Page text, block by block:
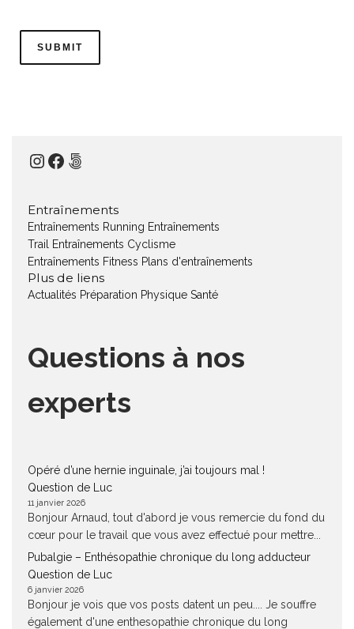
Instagram
Facebook
500px
Entraînements
Entraînements Running Entraînements
Trail
Entraînements Cyclisme
Entraînements Fitness Plans d'entraînements
Plus de liens
Actualités Préparation Physique Santé
Questions à nos
experts
Opéré d’une hernie inguinale, j’ai toujours mal !
Question de Luc
11 janvier 2026
Bonjour Arnaud, tout d'abord je vous remercie du fond du
cœur pour le travail que vous avez effectué pour mettre...
Pubalgie – Enthésopathie chronique du long adducteur
Question de Luc
6 janvier 2026
Bonjour je vois que vos posts datent un peu.... Je souffre
également d'une enthesopathie chronique du long